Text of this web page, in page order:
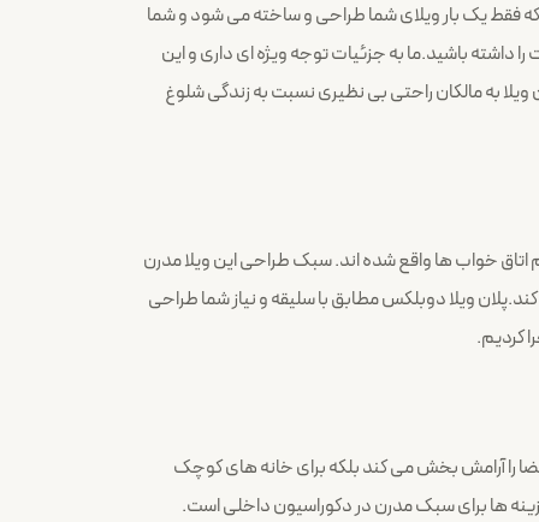
که فقط یک بار ویلای شما طراحی و ساخته می شود و شما
باشید.ما به جزئیات توجه ویژه ای داری و این
به مالکان راحتی بی نظیری نسبت به زندگی شلوغ
خواب ها واقع شده اند. سبک طراحی این ویلا مدرن
ویلا دوبلکس مطابق با سلیقه و نیاز شما طراحی
کردیم.
را آرامش بخش می کند بلکه برای خانه های کوچک
ها برای سبک مدرن در دکوراسیون داخلی است.